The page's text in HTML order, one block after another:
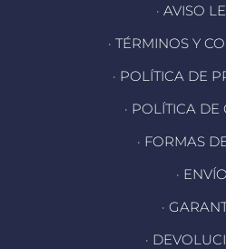
· AVISO
· TÉRMINOS Y
· POLÍTICA DE
· POLÍTICA DE
· FORMAS
·
·
·